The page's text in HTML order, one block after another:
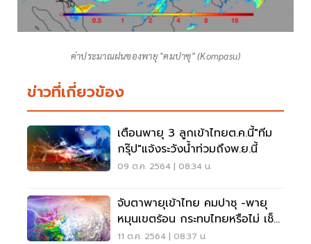
ค่าประมาณฝนของพายุ "คมปาซุ" (Kompasu)
ข่าวที่เกี่ยวข้อง
เตือนพายุ 3 ลูกเข้าไทยต.ค.นี้"ทีม
กรุ๊ป"แจ้งระวังน้ำท่วมถึงพ.ย.นี้
09 ต.ค. 2564 | 08:34 น.
จับตาพายุเข้าไทย คมปาซุ -พายุ
หมุนเขตร้อน กระทบไทยหรือไม่ เช็ค
ที่นี่
11 ต.ค. 2564 | 08:37 น.